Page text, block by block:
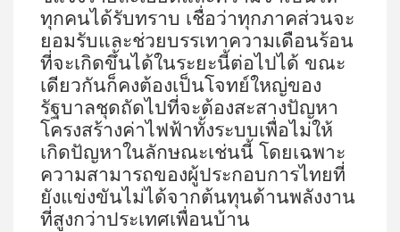
ทุกคนได้รับทราบ เชื่อว่าทุกภาคส่วนจะ
ยอมรับและช่วยบรรเทาความเดือนร้อน
ที่จะเกิดขึ้นได้ในระยะนี้ต่อไปได้ ขณะ
เดียวกันก็คงต้องเป็นโจทย์ใหญ่ของ
รัฐบาลชุดถัดไปที่จะต้องสะสางปัญหา
โครงสร้างค่าไฟฟ้าทั้งระบบเพื่อไม่ให้
เกิดปัญหาในลักษณะเช่นนี้ โดยเฉพาะ
ความสามารถของผู้ประกอบการไทยที่
ยังแข่งขันไม่ได้จากต้นทุนด้านพลังงาน
ที่สูงกว่าประเทศเพื่อนบ้าน